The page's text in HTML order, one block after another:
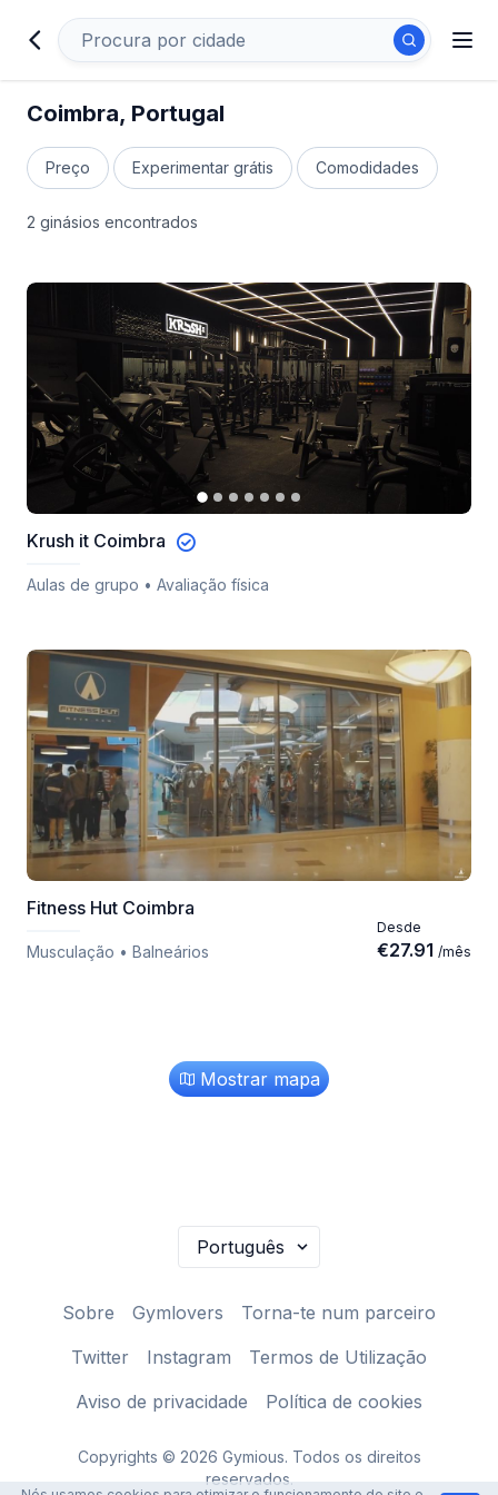
Coimbra, Portugal
Preço Experimentar grátis Comodidades
2 ginásios encontrados
Krush it Coimbra
Aulas de grupo • Avaliação física
Fitness Hut Coimbra
Musculação • Balneários
Desde
€27.91 /mês
Mostrar mapa
Sobre Gymlovers
Torna-te num parceiro
Twitter
Instagram
Termos de Utilização
Aviso de privacidade
Política de cookies
Copyrights © 2026 Gymious. Todos os direitos
reservados.